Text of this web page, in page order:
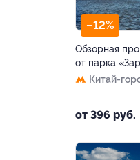
–12%
Обзорная
от парка
Китай-
от 396 руб.